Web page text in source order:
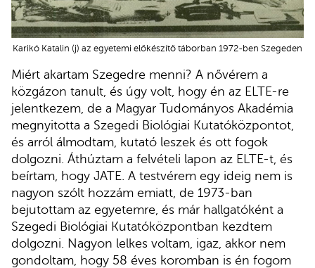
Karikó Katalin (j) az egyetemi előkészítő táborban 1972-ben Szegeden
Miért akartam Szegedre menni? A nővérem a
közgázon tanult, és úgy volt, hogy én az ELTE-re
jelentkezem, de a Magyar Tudományos Akadémia
megnyitotta a Szegedi Biológiai Kutatóközpontot,
és arról álmodtam, kutató leszek és ott fogok
dolgozni. Áthúztam a felvételi lapon az ELTE-t, és
beírtam, hogy JATE. A testvérem egy ideig nem is
nagyon szólt hozzám emiatt, de 1973-ban
bejutottam az egyetemre, és már hallgatóként a
Szegedi Biológiai Kutatóközpontban kezdtem
dolgozni. Nagyon lelkes voltam, igaz, akkor nem
gondoltam, hogy 58 éves koromban is én fogom